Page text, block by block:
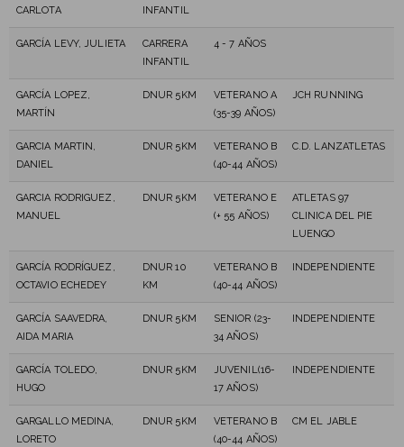
CARLOTA
INFANTIL
GARCÍA LEVY, JULIETA
CARRERA
INFANTIL
4 - 7 AÑOS
GARCÍA LOPEZ,
MARTÍN
DNUR 5KM
VETERANO A
(35-39 AÑOS)
JCH RUNNING
GARCIA MARTIN,
DANIEL
DNUR 5KM
VETERANO B
(40-44 AÑOS)
C.D. LANZATLETAS
GARCIA RODRIGUEZ,
MANUEL
DNUR 5KM
VETERANO E
(+ 55 AÑOS)
ATLETAS 97
CLINICA DEL PIE
LUENGO
GARCÍA RODRÍGUEZ,
OCTAVIO ECHEDEY
DNUR 10
KM
VETERANO B
(40-44 AÑOS)
INDEPENDIENTE
GARCÍA SAAVEDRA,
AIDA MARIA
DNUR 5KM
SENIOR (23-
34 AÑOS)
INDEPENDIENTE
GARCÍA TOLEDO,
HUGO
DNUR 5KM
JUVENIL(16-
17 AÑOS)
INDEPENDIENTE
GARGALLO MEDINA,
LORETO
DNUR 5KM
VETERANO B
(40-44 AÑOS)
CM EL JABLE